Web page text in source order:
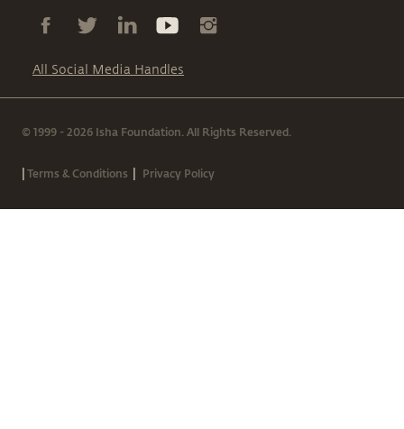
All Social Media Handles
© 1999 - 2026 Isha Foundation. All Rights Reserved.
|Terms & Conditions | Privacy Policy